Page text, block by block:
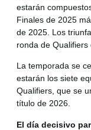
estarán
Finales de 2025
de 2025. Los
ronda de Qualifiers
La temporada se
estarán los siete
Qualifiers, que se
título de 2026.
El día decisivo